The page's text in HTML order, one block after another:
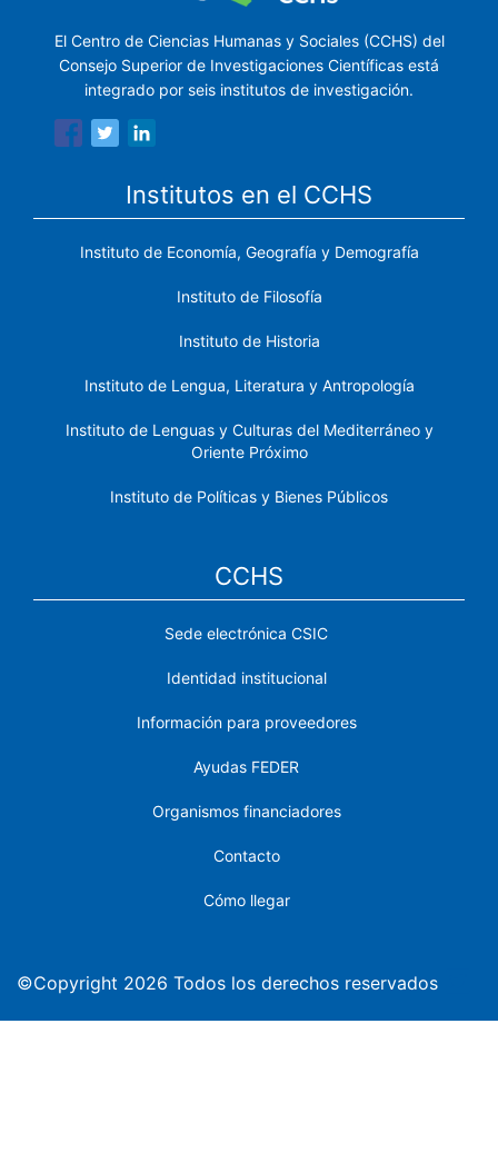
El Centro de Ciencias Humanas y Sociales (CCHS) del
Consejo Superior de Investigaciones Científicas está
integrado por seis institutos de investigación.
Institutos en el CCHS
Instituto de Economía, Geografía y Demografía
Instituto de Filosofía
Instituto de Historia
Instituto de Lengua, Literatura y Antropología
Instituto de Lenguas y Culturas del Mediterráneo y
Oriente Próximo
Instituto de Políticas y Bienes Públicos
CCHS
Sede electrónica CSIC
Identidad institucional
Información para proveedores
Ayudas FEDER
Organismos financiadores
Contacto
Cómo llegar
©Copyright 2026 Todos los derechos reservados